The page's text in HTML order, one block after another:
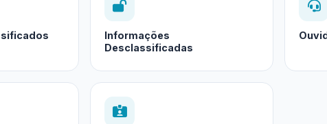
Informações
Desclassificadas